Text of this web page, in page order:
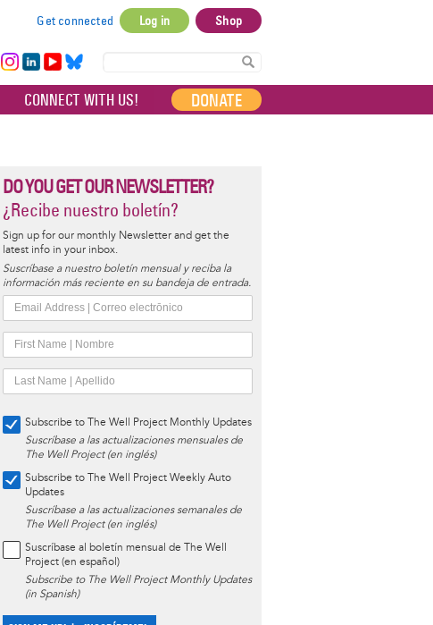
account
menu
Get connected Log in Shop
Ins
ta
Lin
ke
dI
Yo
uT
ub
Bl
ue
sky
CONNECT WITH US! DONATE
DO YOU GET OUR NEWSLETTER?
¿Recibe nuestro boletín?
Sign up for our monthly Newsletter and get the
latest info in your inbox.
Suscríbase a nuestro boletín mensual y reciba la
información más reciente en su bandeja de entrada.
Subscribe to The Well Project Monthly Updates
Suscríbase a las actualizaciones mensuales de
The Well Project (en inglés)
Subscribe to The Well Project Weekly Auto
Updates
Suscríbase a las actualizaciones semanales de
The Well Project (en inglés)
Suscríbase al boletín mensual de The Well
Project (en español)
Subscribe to The Well Project Monthly Updates
(in Spanish)